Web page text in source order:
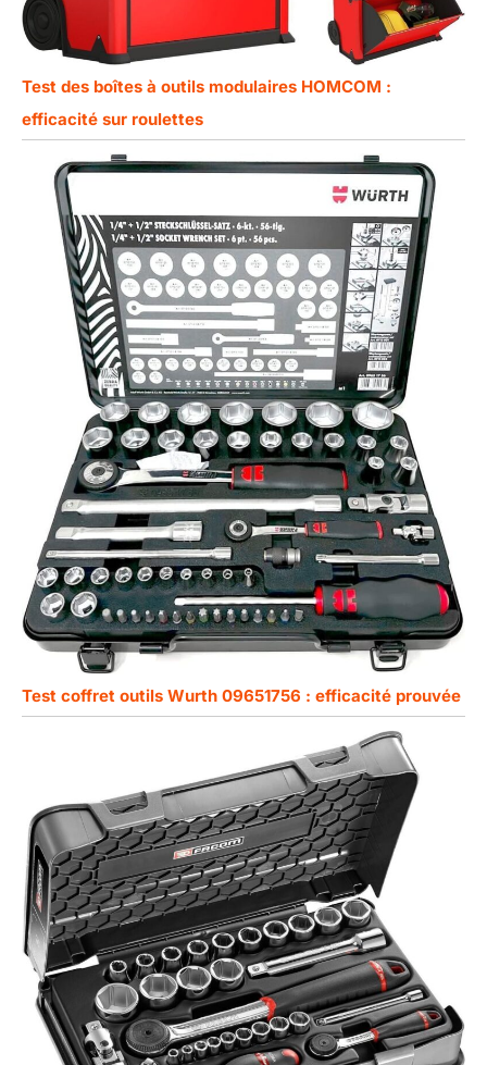
Test des boîtes à outils modulaires HOMCOM :
efficacité sur roulettes
Test coffret outils Wurth 09651756 : efficacité prouvée